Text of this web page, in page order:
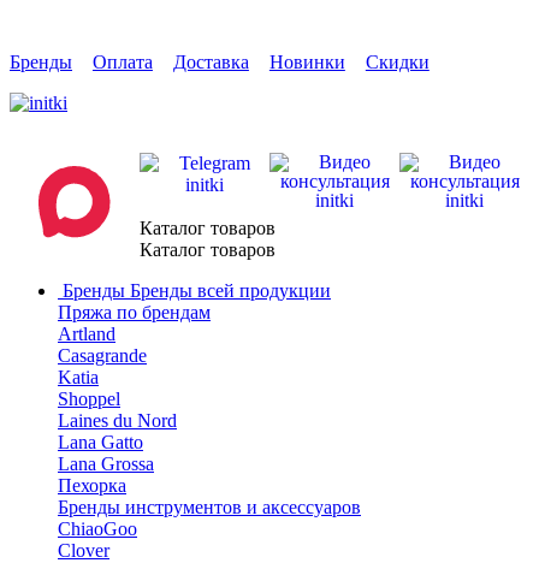
Бренды Оплата Доставка Новинки Скидки
Каталог товаров
Каталог товаров
Бренды Бренды всей продукции
Пряжа по брендам
Artland
Casagrande
Katia
Shoppel
Laines du Nord
Lana Gatto
Lana Grossa
Пехорка
Бренды инструментов и аксессуаров
ChiaoGoo
Clover